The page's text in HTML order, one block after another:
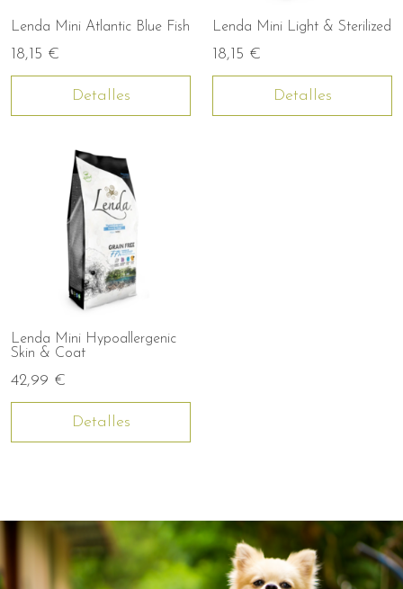
Lenda Mini Atlantic Blue Fish
18,15 €
Detalles
Lenda Mini Light & Sterilized
18,15 €
Detalles
Lenda Mini Hypoallergenic
Skin & Coat
42,99 €
Detalles